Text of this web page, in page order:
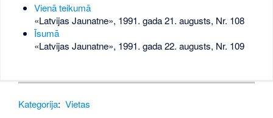
Vienā teikumā
«Latvijas Jaunatne», 1991. gada 21. augusts, Nr. 108
Īsumā
«Latvijas Jaunatne», 1991. gada 22. augusts, Nr. 109
Kategorija: Vietas